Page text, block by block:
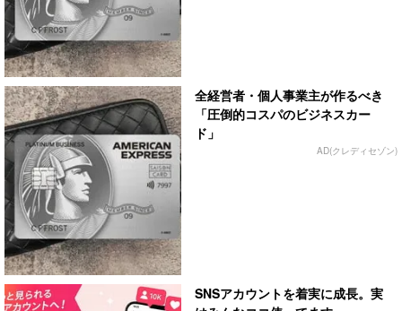
全経営者・個人事業主が作るべき
「圧倒的コスパのビジネスカー
ド」
AD(クレディセゾン)
SNSアカウントを着実に成長。実